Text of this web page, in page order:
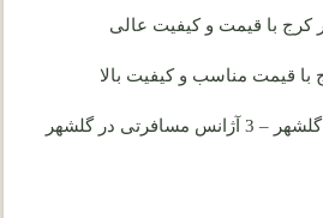
کرج با قیمت و کیفیت عالی
با قیمت مناسب و کیفیت بالا
در گلشهر